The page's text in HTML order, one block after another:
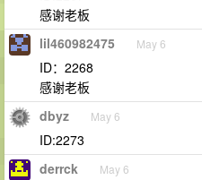
感谢老板
lil460982475 May 6
ID：2268
感谢老板
dbyz May 6
ID:2273
derrck May 6